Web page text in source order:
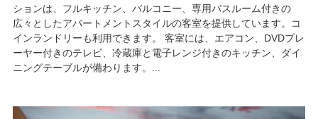
ションは、フルキッチン、バルコニー、専用バスルーム付きの
広々としたアパートメントスタイルの客室を提供しています。コ
インランドリーも利用できます。 客室には、エアコン、DVDプレ
ーヤー付きのテレビ、冷蔵庫と電子レンジ付きのキッチン、ダイ
ニングテーブルが備わります。...